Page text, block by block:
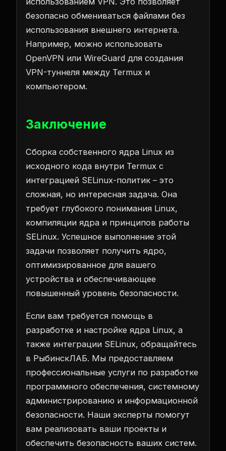
безопасно обмениваться файлами без
использования внешнего интернета.
Например, можно использовать
OpenVPN или WireGuard для создания
VPN-туннеля между Termux и
компьютером.
Заключение
Сборка собственного ядра Linux из
исходного кода внутри Termux с
интеграцией SELinux-политик – это
сложная, но интересная задача. Она
требует глубокого понимания Linux,
компиляции ядра и принципов работы
SELinux. Успешное выполнение этой
задачи позволяет получить ядро,
оптимизированное для вашего
устройства и обеспечивающее
повышенный уровень безопасности.
Если вам требуется помощь в
разработке и настройке ядра Linux, а
также интеграции SELinux, обращайтесь
в РыбинскЛАБ. Мы предоставляем
профессиональные услуги по разработке
программного обеспечения, системному
администрированию и информационной
безопасности. Наши эксперты помогут
вам реализовать ваши проекты и
обеспечить безопасность ваших систем.